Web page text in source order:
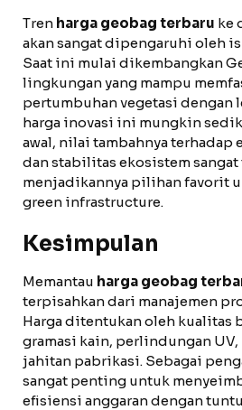
Tren harga geobag terbaru ke
akan sangat dipengaruhi oleh
Saat ini mulai dikembangkan
lingkungan yang mampu
pertumbuhan vegetasi dengan
harga inovasi ini mungkin
awal, nilai tambahnya
dan stabilitas ekosistem
menjadikannya pilihan favorit
green infrastructure.
Kesimpulan
Memantau harga geobag
terpisahkan dari manajemen
Harga ditentukan oleh kualitas
gramasi kain, perlindungan
jahitan pabrikasi. Sebagai
sangat penting untuk
efisiensi anggaran dengan